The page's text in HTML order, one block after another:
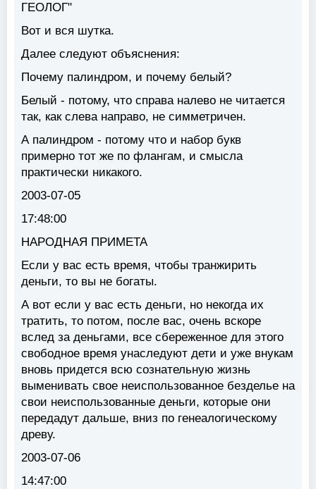
ГЕОЛОГ"
Вот и вся шутка.
Далее следуют объяснения:
Почему палиндром, и почему белый?
Белый - потому, что справа налево не читается
так, как слева направо, не симметричен.
А палиндром - потому что и набор букв
примерно тот же по флангам, и смысла
практически никакого.
2003-07-05
17:48:00
НАРОДНАЯ ПРИМЕТА
Если у вас есть время, чтобы транжирить
деньги, то вы не богаты.
А вот если у вас есть деньги, но некогда их
тратить, то потом, после вас, очень вскоре
вслед за деньгами, все сбереженное для этого
свободное время унаследуют дети и уже внукам
вновь придется всю сознательную жизнь
выменивать свое неиспользованное безделье на
свои неиспользованные деньги, которые они
передадут дальше, вниз по генеалогическому
древу.
2003-07-06
14:47:00